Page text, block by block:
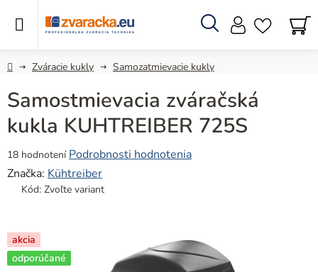
Hľadať
DomovZváracie kukly Samozatmievacie kukly
Samostmievacia zváračská
kukla KUHTREIBER 725S
Priemerné
hodnotenie
produktu
z
5
hviezdičiek.
18 hodnotení Podrobnosti hodnotenia
Značka: Kühtreiber
Kód: Zvoľte variant
akcia
odporúčané